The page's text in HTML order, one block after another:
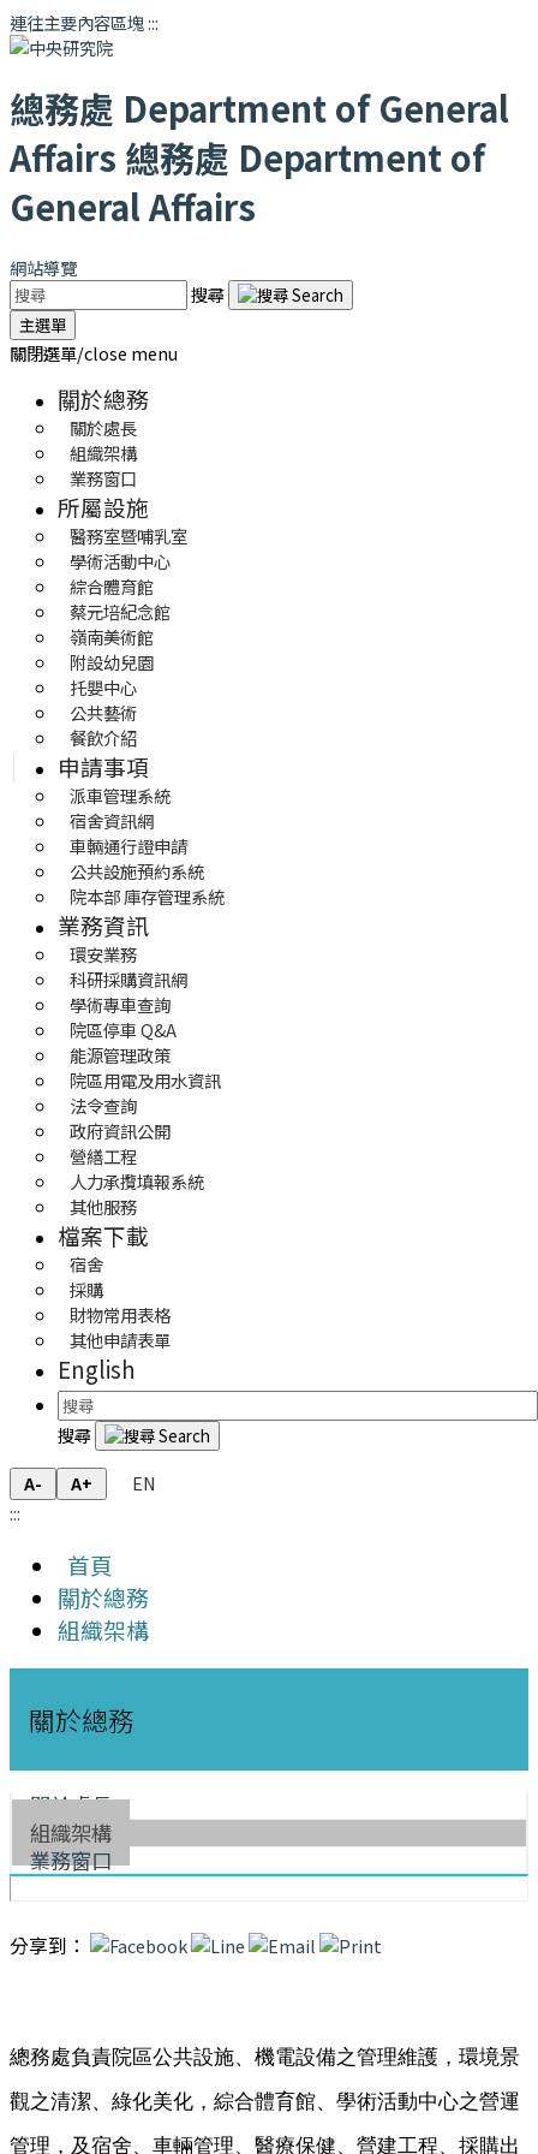
連往主要內容區塊:::
總務處 Department of General
Affairs 總務處 Department of
General Affairs
網站導覽
搜尋
主選單
關閉選單/close menu
關於總務
關於處長
組織架構
業務窗口
所屬設施
醫務室暨哺乳室
學術活動中心
綜合體育館
蔡元培紀念館
嶺南美術館
附設幼兒園
托嬰中心
公共藝術
餐飲介紹
申請事項
派車管理系統
宿舍資訊網
車輛通行證申請
公共設施預約系統
院本部 庫存管理系統
業務資訊
環安業務
科研採購資訊網
學術專車查詢
院區停車 Q&A
能源管理政策
院區用電及用水資訊
法令查詢
政府資訊公開
營繕工程
人力承攬填報系統
其他服務
檔案下載
宿舍
採購
財物常用表格
其他申請表單
English
搜尋
A- A+
EN
:::
首頁
關於總務
組織架構
關於總務
關於處長
組織架構
業務窗口
分享到：
總務處負責院區公共設施、機電設備之管理維護，環境景
觀之清潔、綠化美化，綜合體育館、學術活動中心之營運
管理，及宿舍、車輛管理、醫療保健、營建工程、採購出